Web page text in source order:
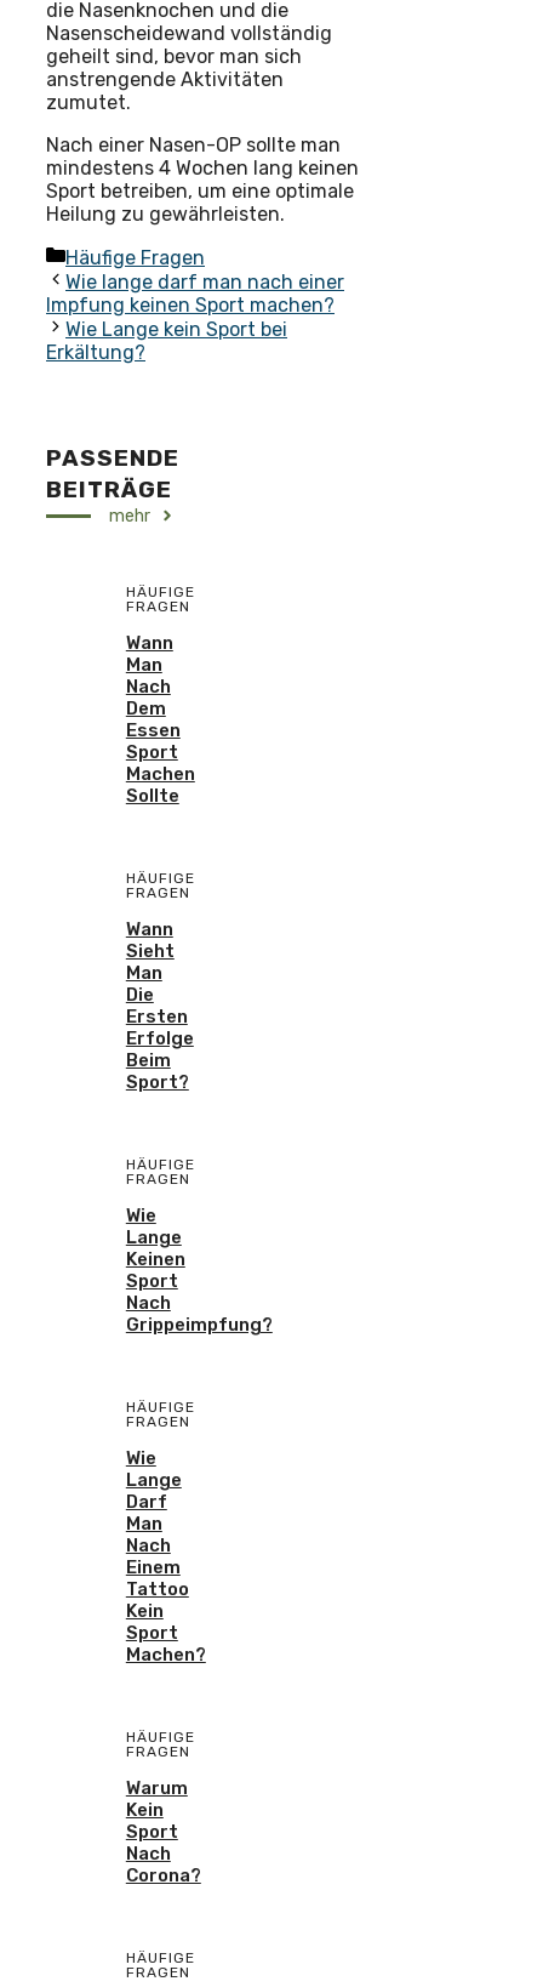
die Nasenknochen und die
Nasenscheidewand vollständig
geheilt sind, bevor man sich
anstrengende Aktivitäten
zumutet.
Nach einer Nasen-OP sollte man
mindestens 4 Wochen lang keinen
Sport betreiben, um eine optimale
Heilung zu gewährleisten.
Kategorien
Häufige Fragen
Wie lange darf man nach einer
Impfung keinen Sport machen?
Wie Lange kein Sport bei
Erkältung?
PASSENDE
BEITRÄGE
mehr
HÄUFIGE
FRAGEN
Wann
Man
Nach
Dem
Essen
Sport
Machen
Sollte
HÄUFIGE
FRAGEN
Wann
Sieht
Man
Die
Ersten
Erfolge
Beim
Sport?
HÄUFIGE
FRAGEN
Wie
Lange
Keinen
Sport
Nach
Grippeimpfung?
HÄUFIGE
FRAGEN
Wie
Lange
Darf
Man
Nach
Einem
Tattoo
Kein
Sport
Machen?
HÄUFIGE
FRAGEN
Warum
Kein
Sport
Nach
Corona?
HÄUFIGE
FRAGEN